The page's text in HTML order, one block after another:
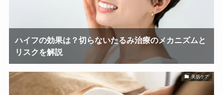
ハイフの効果は？切らないたるみ治療のメカニズムと
リスクを解説
美肌ケア